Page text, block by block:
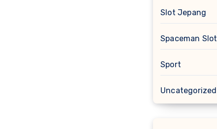
Slot Jepang
Spaceman Slot
Sport
Uncategorized